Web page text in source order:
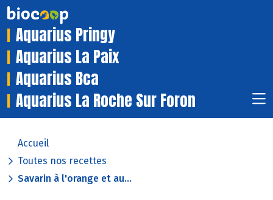
Aquarius Pringy
Aquarius La Paix
Aquarius Bca
Aquarius La Roche Sur Foron
Accueil
Toutes nos recettes
Savarin à l'orange et au...